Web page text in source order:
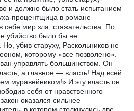
и должно было стать испытанием
процентщица в романе
себе мир зла, стяжательства. По
убийство было бы не
убив старуху, Раскольников не
которому «все позволено».
управлять большинством. Он
а главное — власть! Над всей
муравейником!» И эту власть он
себя от нравственного
оказался сильнее
в котором столкнулись две